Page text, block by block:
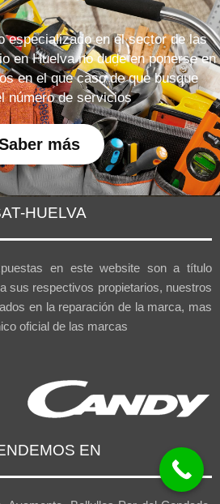
especializado en el sector de las
en Huelva no dude en ponerse en
en el que caso de que busque
número de servicios
más
HUELVA
en este website son a título
sus respectivos propietarios, nuestros
en la reparación de la marca, mas
oficial de las marcas
EN